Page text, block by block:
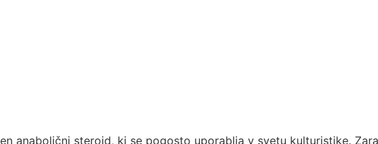
anabolični steroid, ki se pogosto uporablja v svetu kulturistike.